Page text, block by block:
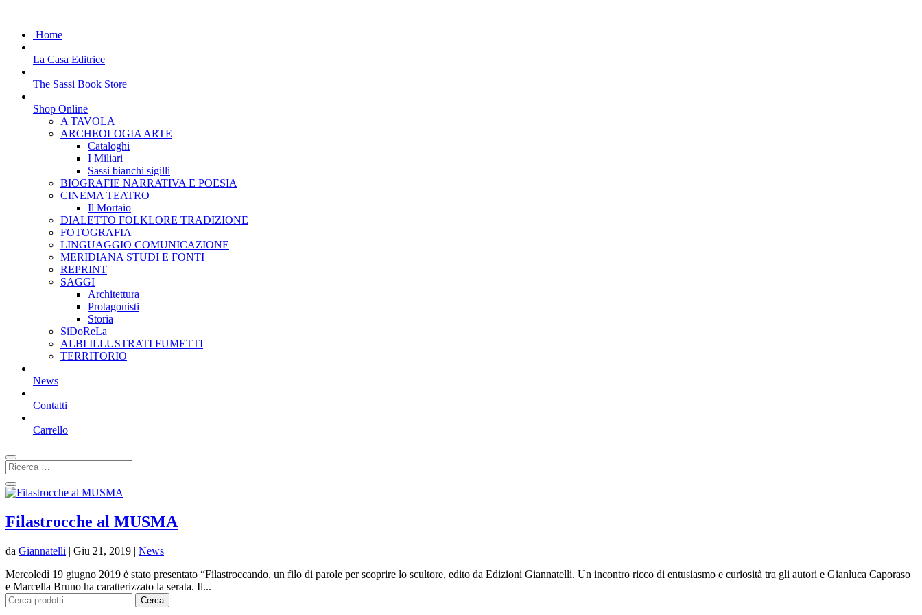
Home
La Casa Editrice
The Sassi Book Store
Shop Online
A TAVOLA
ARCHEOLOGIA ARTE
Cataloghi
I Miliari
Sassi bianchi sigilli
BIOGRAFIE NARRATIVA E POESIA
CINEMA TEATRO
Il Mortaio
DIALETTO FOLKLORE TRADIZIONE
FOTOGRAFIA
LINGUAGGIO COMUNICAZIONE
MERIDIANA STUDI E FONTI
REPRINT
SAGGI
Architettura
Protagonisti
Storia
SiDoReLa
ALBI ILLUSTRATI FUMETTI
TERRITORIO
News
Contatti
Carrello
Filastrocche al MUSMA
da Giannatelli | Giu 21, 2019 | News
Mercoledì 19 giugno 2019 è stato presentato “Filastroccando, un filo di parole per scoprire lo scultore, edito da Edizioni Giannatelli. Un incontro ricco di entusiasmo e curiosità tra gli autori e Gianluca Caporaso
e Marcella Bruno ha caratterizzato la serata. Il...
Cerca:
Cerca